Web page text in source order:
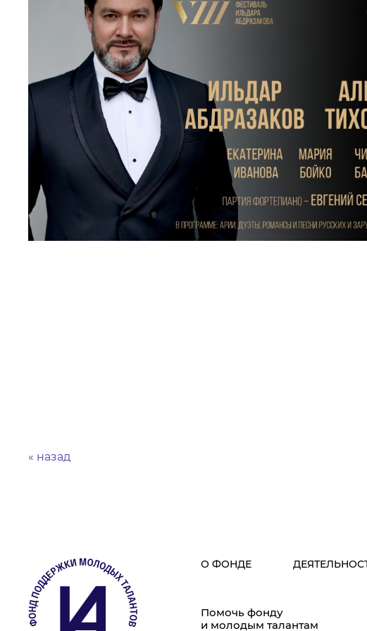
МЕДИА
ПРЕСС-СЛУЖБА
+7
« назад
О ФОНДЕ
Помочь фонду
и молодым талантам